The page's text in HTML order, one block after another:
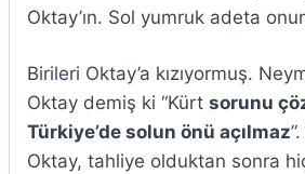
Oktay’ın. Sol yumruk adeta
Birileri Oktay’a kızıyormuş.
Oktay demiş ki “Kürt sorunu
Türkiye’de solun önü açılmaz
Oktay, tahliye olduktan sonra